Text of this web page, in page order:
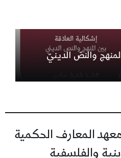
والنصّ الدينيّ
المعارف الحكمية
والفلسفية